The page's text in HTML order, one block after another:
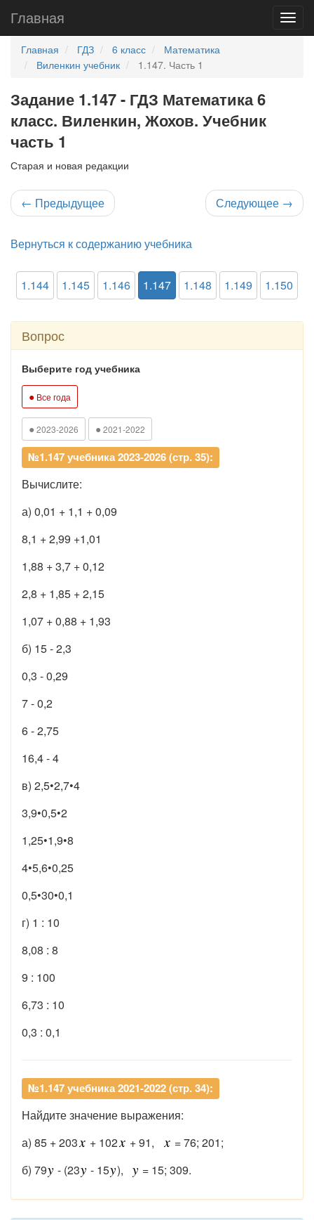
Главная
Главная ГДЗ 6 класс
Математика
Виленкин учебник
1.147. Часть 1
Задание 1.147 - ГДЗ Математика 6
класс. Виленкин, Жохов. Учебник
часть 1
Старая и новая редакции
← Предыдущее Следующее →
Вернуться к содержанию учебника
1.144 1.145 1.146 1.147 1.148 1.149 1.150
Вопрос
Выберите год учебника
● Все года
● 2023-2026 ● 2021-2022
№1.147 учебника 2023-2026 (стр. 35):
Вычислите:
а) 0,01 + 1,1 + 0,09
8,1 + 2,99 +1,01
1,88 + 3,7 + 0,12
2,8 + 1,85 + 2,15
1,07 + 0,88 + 1,93
б) 15 - 2,3
0,3 - 0,29
7 - 0,2
6 - 2,75
16,4 - 4
в) 2,5•2,7•4
3,9•0,5•2
1,25•1,9•8
4•5,6•0,25
0,5•30•0,1
г) 1 : 10
8,08 : 8
9 : 100
6,73 : 10
0,3 : 0,1
№1.147 учебника 2021-2022 (стр. 34):
Найдите значение выражения:
а) 85 + 203
+ 102 + 91,
= 76; 201;
б) 79
- (23 - 15 ), = 15; 309.